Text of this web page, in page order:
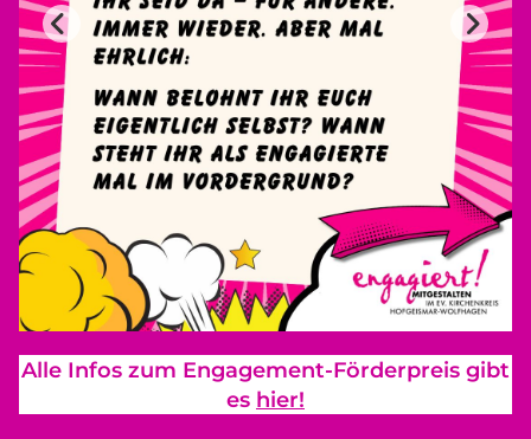
Alle Infos zum Engagement-Förderpreis gibt
es hier!